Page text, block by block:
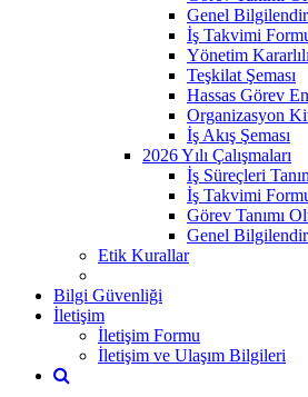
Genel
İş Takvimi
Yönetim
Teşkilat Şeması
Hassas Görev
Organizasyon
İş Akış Şeması
2026 Yılı Çalışmaları
İş Süreçleri
İş Takvimi
Görev Tanımı
Genel
Etik Kurallar
Bilgi Güvenliği
İletişim
İletişim Formu
İletişim ve Ulaşım Bilgileri